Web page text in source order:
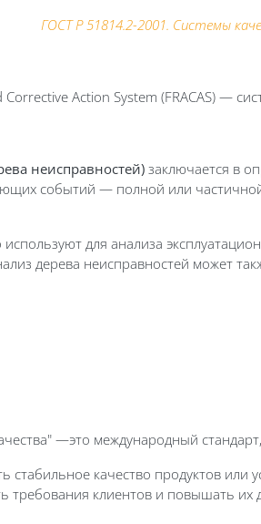
ГОСТ Р 51814.2-2001. Системы
Corrective Action System (FRACAS) —
неисправностей)заключается в
событий — полной или
для анализа
дерева неисправностей может
—это международный
стабильное качество продуктов
требования клиентов и повышать их